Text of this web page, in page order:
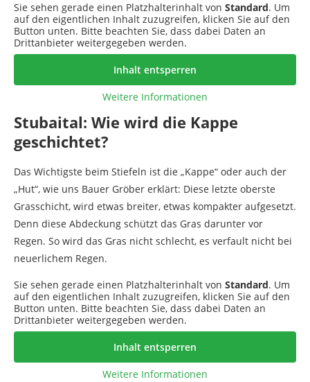
Sie sehen gerade einen Platzhalterinhalt von Standard. Um
auf den eigentlichen Inhalt zuzugreifen, klicken Sie auf den
Button unten. Bitte beachten Sie, dass dabei Daten an
Drittanbieter weitergegeben werden.
Inhalt entsperren
Weitere Informationen
Stubaital: Wie wird die Kappe
geschichtet?
Das Wichtigste beim Stiefeln ist die „Kappe“ oder auch der
„Hut“, wie uns Bauer Gröber erklärt: Diese letzte oberste
Grasschicht, wird etwas breiter, etwas kompakter aufgesetzt.
Denn diese Abdeckung schützt das Gras darunter vor
Regen. So wird das Gras nicht schlecht, es verfault nicht bei
neuerlichem Regen.
Sie sehen gerade einen Platzhalterinhalt von Standard. Um
auf den eigentlichen Inhalt zuzugreifen, klicken Sie auf den
Button unten. Bitte beachten Sie, dass dabei Daten an
Drittanbieter weitergegeben werden.
Inhalt entsperren
Weitere Informationen